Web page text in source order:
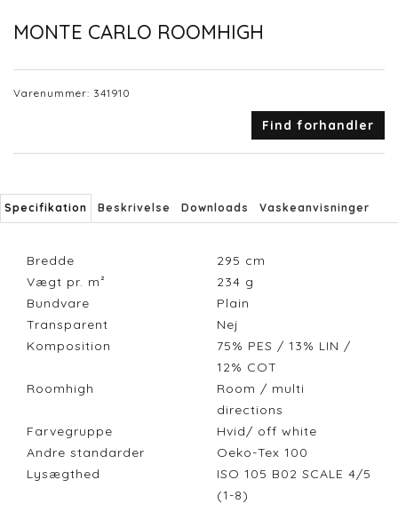
MONTE CARLO ROOMHIGH
Varenummer: 341910
Find forhandler
Specifikation Beskrivelse Downloads Vaskeanvisninger
Bredde 295 cm
Vægt pr. m²
234 g
Bundvare
Plain
Transparent
Nej
Komposition
75% PES / 13% LIN /
12% COT
Roomhigh
Room / multi
directions
Farvegruppe
Hvid/ off white
Andre standarder
Oeko-Tex 100
Lysægthed
ISO 105 B02 SCALE 4/5
(1-8)